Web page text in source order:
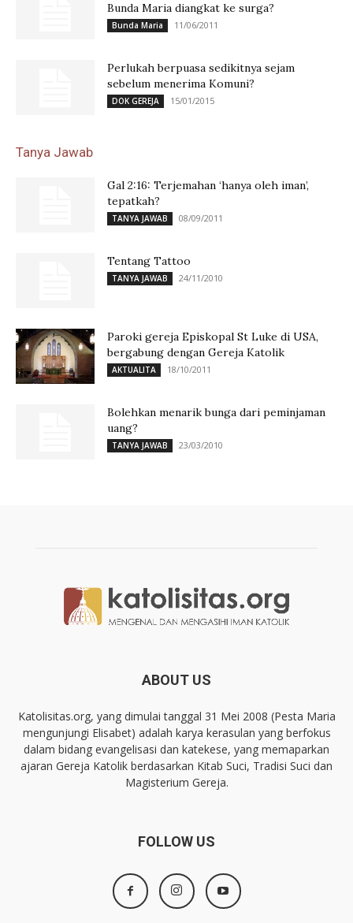
Bunda Maria diangkat ke surga?
Bunda Maria 11/06/2011
Perlukah berpuasa sedikitnya sejam
sebelum menerima Komuni?
DOK GEREJA 15/01/2015
Tanya Jawab
Gal 2:16: Terjemahan ‘hanya oleh iman’,
tepatkah?
TANYA JAWAB 08/09/2011
Tentang Tattoo
TANYA JAWAB 24/11/2010
Paroki gereja Episkopal St Luke di USA,
bergabung dengan Gereja Katolik
AKTUALITA 18/10/2011
Bolehkan menarik bunga dari peminjaman
uang?
TANYA JAWAB 23/03/2010
ABOUT US
Katolisitas.org, yang dimulai tanggal 31 Mei 2008 (Pesta Maria
mengunjungi Elisabet) adalah karya kerasulan yang berfokus
dalam bidang evangelisasi dan katekese, yang memaparkan
ajaran Gereja Katolik berdasarkan Kitab Suci, Tradisi Suci dan
Magisterium Gereja.
FOLLOW US